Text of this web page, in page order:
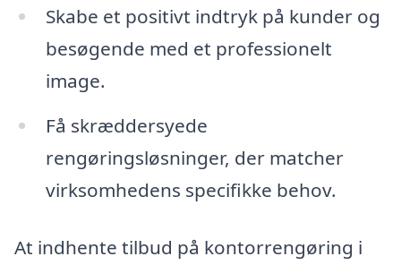
Skabe et positivt indtryk på kunder og
besøgende med et professionelt
image.
Få skræddersyede
rengøringsløsninger, der matcher
virksomhedens specifikke behov.
At indhente tilbud på kontorrengøring i